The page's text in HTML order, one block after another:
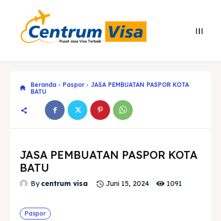
Search
Search
Beranda Paspor
JASA PEMBUATAN PASPOR KOTA
BATU
JASA PEMBUATAN PASPOR KOTA
BATU
By centrum visa Juni 15, 2024 1091
Paspor